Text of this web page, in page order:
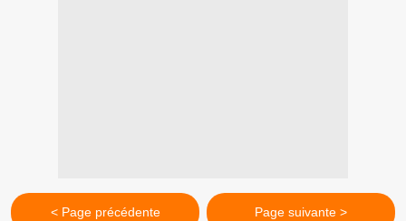
< Page précédente Page suivante >